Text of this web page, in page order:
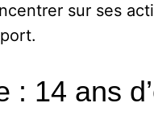
sur ses
: 14 ans